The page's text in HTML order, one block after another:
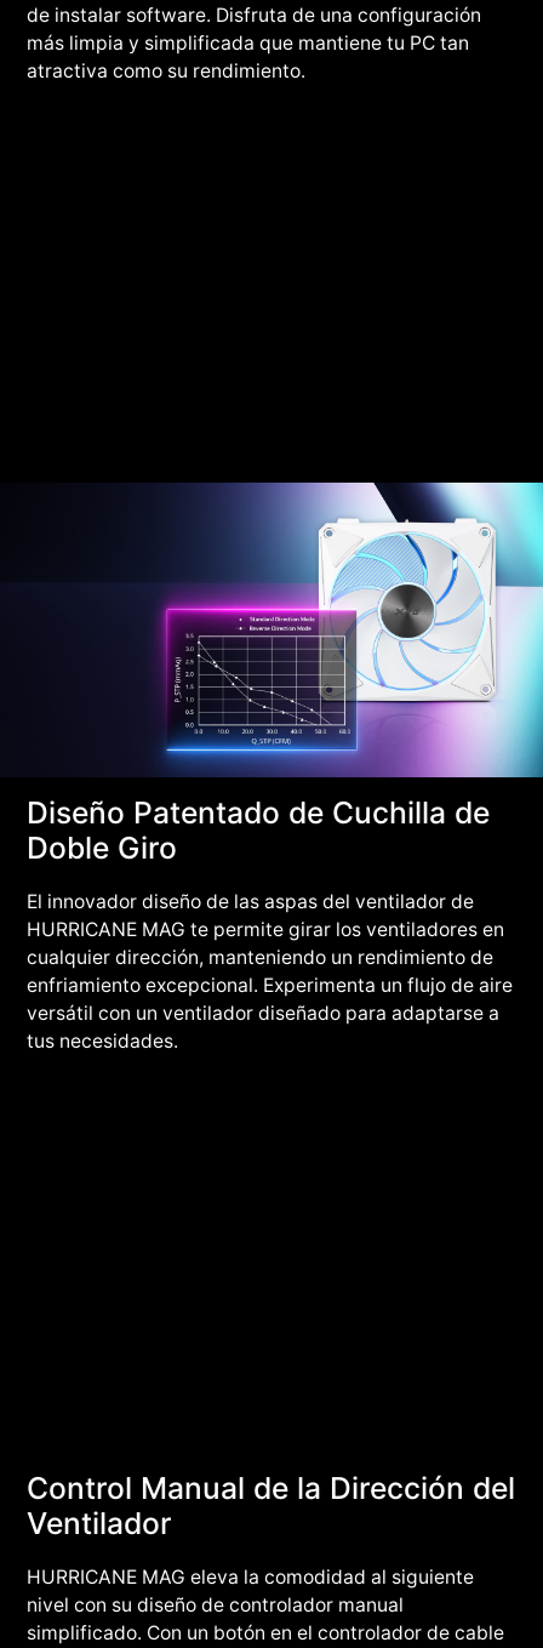
de instalar software. Disfruta de una configuración
más limpia y simplificada que mantiene tu PC tan
atractiva como su rendimiento.
Diseño Patentado de Cuchilla de
Doble Giro
El innovador diseño de las aspas del ventilador de
HURRICANE MAG te permite girar los ventiladores en
cualquier dirección, manteniendo un rendimiento de
enfriamiento excepcional. Experimenta un flujo de aire
versátil con un ventilador diseñado para adaptarse a
tus necesidades.
Control Manual de la Dirección del
Ventilador
HURRICANE MAG eleva la comodidad al siguiente
nivel con su diseño de controlador manual
simplificado. Con un botón en el controlador de cable